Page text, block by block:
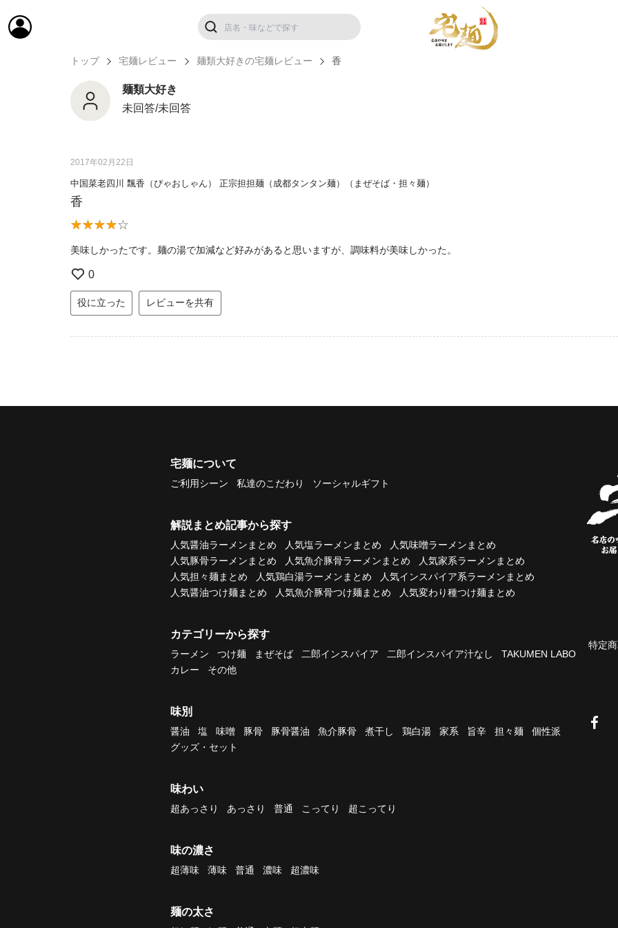
トップ 宅麺レビュー 麺類大好きの宅麺レビュー 香
麺類大好き
未回答/未回答
2017年02月22日
中国菜老四川 飄香（ぴゃおしゃん） 正宗担担麺（成都タンタン麺）（まぜそば・担々麺）
香
美味しかったです。麺の湯で加減など好みがあると思いますが、調味料が美味しかった。
0
役に立った レビューを共有
宅麺について
ご利用シーン 私達のこだわり ソーシャルギフト
解説まとめ記事から探す
人気醤油ラーメンまとめ 人気塩ラーメンまとめ
人気味噌ラーメンまとめ
人気豚骨ラーメンまとめ
人気魚介豚骨ラーメンまとめ
人気家系ラーメンまとめ
人気担々麺まとめ
人気鶏白湯ラーメンまとめ
人気インスパイア系ラーメンまとめ
人気醤油つけ麺まとめ
人気魚介豚骨つけ麺まとめ 人気変わり種つけ麺まとめ
カテゴリーから探す
ラーメン つけ麺 まぜそば 二郎インスパイア 二郎インスパイア汁なし
TAKUMEN LABO
カレー
その他
味別
醤油 塩 味噌 豚骨 豚骨醤油 魚介豚骨 煮干し 鶏白湯 家系 旨辛 担々麺
個性派
グッズ・セット
味わい
超あっさり あっさり 普通 こってり 超こってり
味の濃さ
超薄味 薄味 普通 濃味 超濃味
麺の太さ
特定